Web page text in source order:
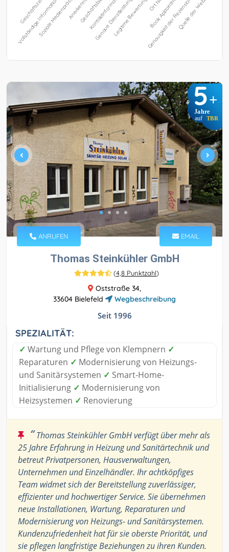
5+
Jahre
auf TBR
ANRUFEN EMAIL
Thomas Steinkühler GmbH
(4,8 Punktzahl)
Oststraße 34,
33604 Bielefeld
Wegbeschreibung
Seit 1996
SPEZIALITÄT:
✓ Wartung und Pflege von Klempnern ✓
Reparaturen ✓ Modernisierung von Heizungs-
und Sanitärsystemen ✓ Smart-Home-
Initialisierung ✓ Modernisierung von
Heizsystemen ✓ Renovierung
“Thomas Steinkühler GmbH verfügt über mehr als
25 Jahre Erfahrung in Heizung und Sanitärtechnik und
betreut Privatpersonen, Hausverwaltungen,
Unternehmen und Einzelhändler. Ihr achtköpfiges
Team widmet sich der Bereitstellung zuverlässiger,
effizienter und hochwertiger Service. Sie übernehmen
neue Installationen, Wartung, Reparaturen und
Modernisierung von Heizungs- und Sanitärsystemen.
Kundenzufriedenheit hat für sie oberste Priorität, und
sie pflegen langfristige Beziehungen zu ihren Kunden.